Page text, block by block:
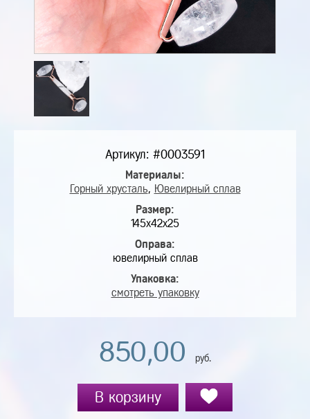
Артикул: #0003591
Материалы:
Горный хрусталь, Ювелирный сплав
Размер:
145х42х25
Оправа:
ювелирный сплав
Упаковка:
смотреть упаковку
850,00 руб.
В корзину